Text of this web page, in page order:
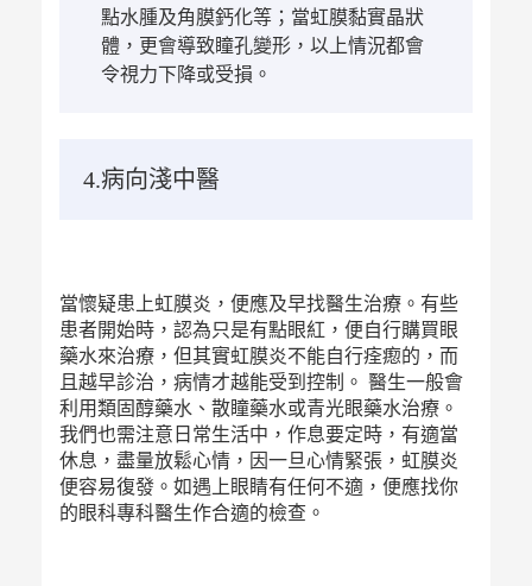
點水腫及角膜鈣化等；當虹膜黏實晶狀
體，更會導致瞳孔變形，以上情況都會
令視力下降或受損。
4.病向淺中醫
當懷疑患上虹膜炎，便應及早找醫生治療。有些
患者開始時，認為只是有點眼紅，便自行購買眼
藥水來治療，但其實虹膜炎不能自行痊瘛的，而
且越早診治，病情才越能受到控制。 醫生一般會
利用類固醇藥水、散瞳藥水或青光眼藥水治療。
我們也需注意日常生活中，作息要定時，有適當
休息，盡量放鬆心情，因一旦心情緊張，虹膜炎
便容易復發。如遇上眼睛有任何不適，便應找你
的眼科專科醫生作合適的檢查。